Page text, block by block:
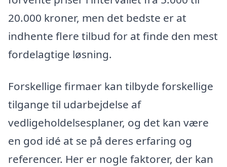
20.000 kroner, men det bedste er at
indhente flere tilbud for at finde den mest
fordelagtige løsning.
Forskellige firmaer kan tilbyde forskellige
tilgange til udarbejdelse af
vedligeholdelsesplaner, og det kan være
en god idé at se på deres erfaring og
referencer. Her er nogle faktorer, der kan